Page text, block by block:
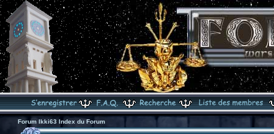
Forum Ikki63 Index du Forum